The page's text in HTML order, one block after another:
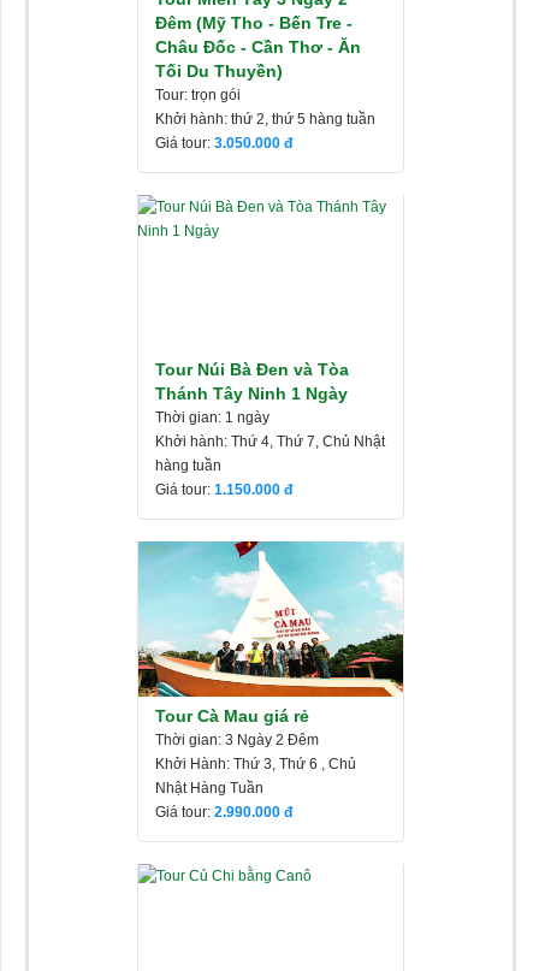
Đêm (Mỹ Tho - Bến Tre -
Châu Đốc - Cần Thơ - Ăn
Tối Du Thuyền)
Tour: trọn gói
Khởi hành: thứ 2, thứ 5 hàng tuần
Giá tour: 3.050.000
Tour Núi Bà Đen và Tòa
Thánh Tây Ninh 1 Ngày
Thời gian: 1 ngày
Khởi hành: Thứ 4, Thứ 7, Chủ Nhật
hàng tuần
Giá tour: 1.150.000
Tour Cà Mau giá rẻ
Thời gian: 3 Ngày 2 Đêm
Khởi Hành: Thứ 3, Thứ 6 , Chủ
Nhật Hàng Tuần
Giá tour: 2.990.000